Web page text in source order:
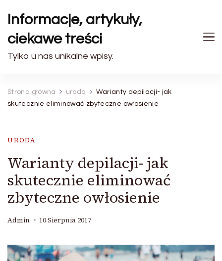
Informacje, artykuły,
ciekawe treści
Tylko u nas unikalne wpisy.
Strona główna uroda
Warianty depilacji- jak
skutecznie eliminować zbyteczne owłosienie
URODA
Warianty depilacji- jak
skutecznie eliminować
zbyteczne owłosienie
Admin 10 Sierpnia 2017